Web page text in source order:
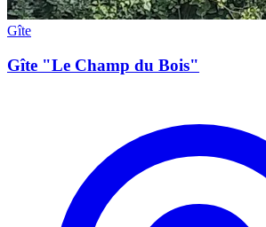
Gîte
Gîte "Le Champ du Bois"